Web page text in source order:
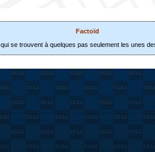
Factoïd
qui se trouvent à quelques pas seulement les unes